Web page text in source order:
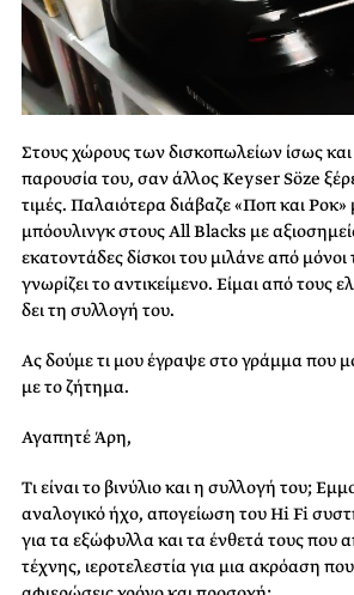
Στους χώρους των δισκοπωλείων ίσως
παρουσία του, σαν άλλος Keyser Söze
τιμές. Παλαιότερα διάβαζε «Ποπ και Ροκ»
μπόουλινγκ στους All Blacks με
εκατοντάδες δίσκοι του μιλάνε από μόνοι
γνωρίζει το αντικείμενο. Είμαι από τους
δει τη συλλογή του.
Ας δούμε τι μου έγραψε στο γράμμα που
με το ζήτημα.
Αγαπητέ Άρη,
Τι είναι το βινύλιο και η συλλογή του;
αναλογικό ήχο, απογείωση του Hi Fi
για τα εξώφυλλα και τα ένθετά τους που
τέχνης, ιεροτελεστία για μια ακρόαση